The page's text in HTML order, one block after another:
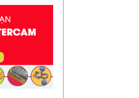
lại cực kỳ
| Chia sẽ
sẽ hơn
nguyên lý
Đôi nét về